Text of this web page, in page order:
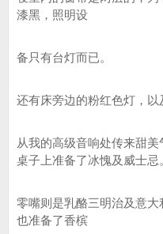
漆黑，照明设
备只有台灯而已。
还有床旁边的粉红色灯，以
从我的高级音响处传来甜
桌子上准备了冰愧及威士忌
零嘴则是乳酪三明治及意
也准备了香槟